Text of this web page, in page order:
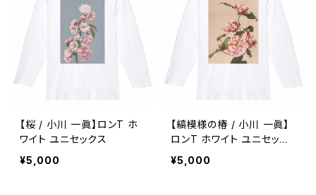
【桜 / 小川 一眞】ロンT ホ
ワイト ユニセックス
¥5,000
【縞模様の椿 / 小川 一眞】
ロンT ホワイト ユニセック
ス
¥5,000